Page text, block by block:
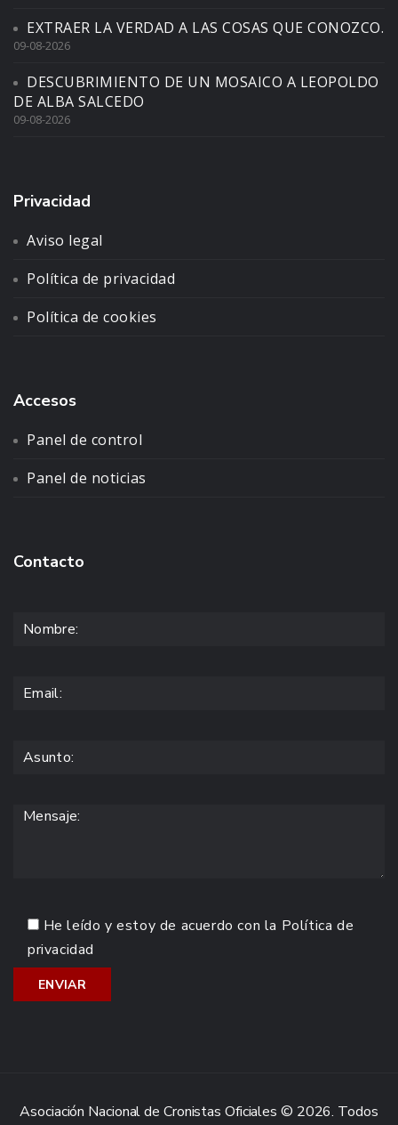
EXTRAER LA VERDAD A LAS COSAS QUE CONOZCO.
09-08-2026
DESCUBRIMIENTO DE UN MOSAICO A LEOPOLDO
DE ALBA SALCEDO
09-08-2026
Privacidad
Aviso legal
Política de privacidad
Política de cookies
Accesos
Panel de control
Panel de noticias
Contacto
He leído y estoy de acuerdo con la Política de
privacidad
Asociación Nacional de Cronistas Oficiales © 2026. Todos